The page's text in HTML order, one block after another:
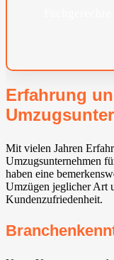
Erfahrung
Mit vielen Jahren
Umzugsunternehmen
haben eine
Umzügen jeglicher Art
Kundenzufriedenheit.